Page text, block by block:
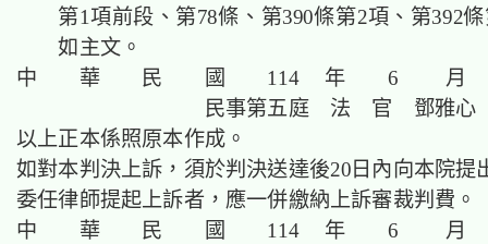
第1項前段、第78條、第390條第2項、第392
如主文。
中 華 民 國 114 年 6 月
民事第五庭 法 官 鄧雅心
以上正本係照原本作成。
如對本判決上訴，須於判決送達後20日內向本院提
委任律師提起上訴者，應一併繳納上訴審裁判費。
中 華 民 國 114 年 6 月